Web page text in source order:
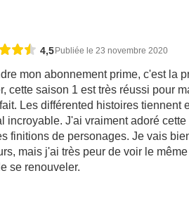
4,5 Publiée le 23 novembre 2020
mon abonnement prime, c'est la
cette saison 1 est très réussi pour
Les différented histoires tiennent
incroyable. J'ai vraiment adoré
finitions de personages. Je vais
mais j'ai très peur de voir le
se renouveler.